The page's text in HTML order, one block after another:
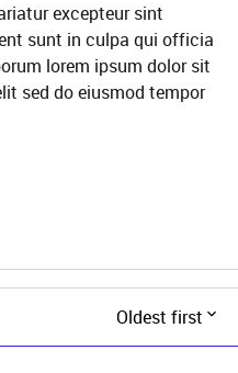
excepteur sint
sunt in culpa qui officia
lorem ipsum dolor sit
sed do eiusmod tempor
Oldest first